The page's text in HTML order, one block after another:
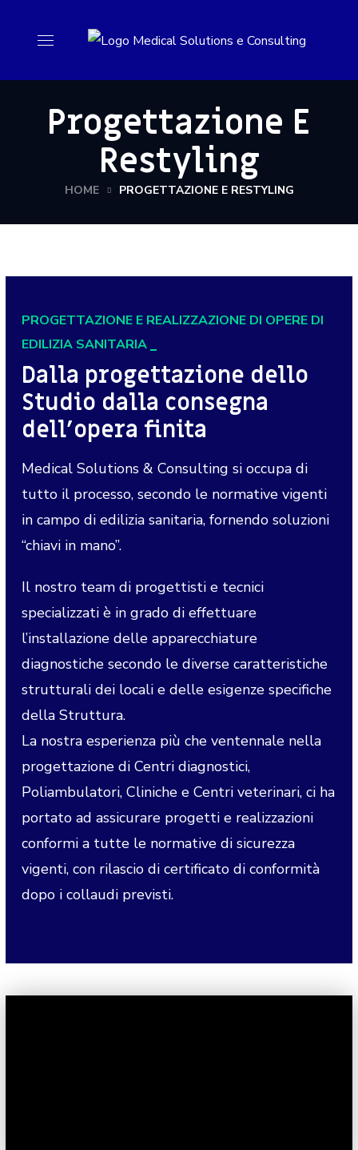
Progettazione E
Restyling
HOME PROGETTAZIONE E RESTYLING
PROGETTAZIONE E REALIZZAZIONE DI OPERE DI
EDILIZIA SANITARIA
Dalla progettazione dello
Studio dalla consegna
dell’opera finita
Medical Solutions & Consulting si occupa di
tutto il processo, secondo le normative vigenti
in campo di edilizia sanitaria, fornendo soluzioni
“chiavi in mano”.
Il nostro team di progettisti e tecnici
specializzati è in grado di effettuare
l’installazione delle apparecchiature
diagnostiche secondo le diverse caratteristiche
strutturali dei locali e delle esigenze specifiche
della Struttura.
La nostra esperienza più che ventennale nella
progettazione di Centri diagnostici,
Poliambulatori, Cliniche e Centri veterinari, ci ha
portato ad assicurare progetti e realizzazioni
conformi a tutte le normative di sicurezza
vigenti, con rilascio di certificato di conformità
dopo i collaudi previsti.